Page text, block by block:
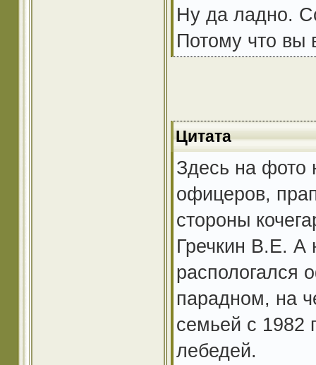
Ну да ладно.
Потому что вы
Цитата
Здесь на фото
офицеров,
стороны
Гречкин В.Е. А
распологался
парадном, на
семьей с 1982
лебедей.